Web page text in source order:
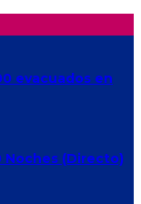
evacuados en
Noches (Directo)